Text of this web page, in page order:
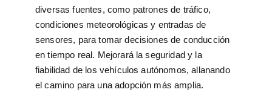
diversas fuentes, como patrones de tráfico,
condiciones meteorológicas y entradas de
sensores, para tomar decisiones de conducción
en tiempo real. Mejorará la seguridad y la
fiabilidad de los vehículos autónomos, allanando
el camino para una adopción más amplia.